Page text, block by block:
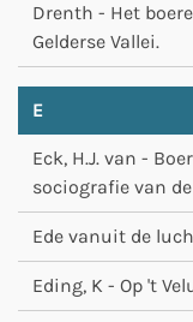
Drenth - Het
Gelderse Vallei.
E
Eck, H.J. van -
sociografie van
Ede vanuit de
Eding, K - Op 't